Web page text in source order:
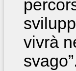
vivrà